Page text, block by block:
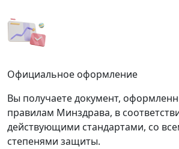
Официальное оформление
Вы получаете документ,
правилам Минздрава, в
действующими стандартами, со
степенями защиты.